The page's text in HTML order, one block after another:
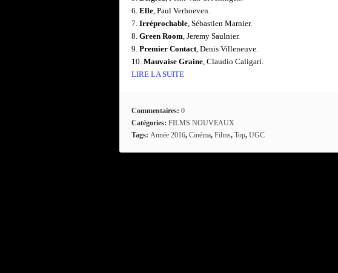
6. Elle, Paul Verhoeven.
7. Irréprochable, Sébastien Marnier.
8. Green Room, Jeremy Saulnier.
9. Premier Contact, Denis Villeneuve.
10. Mauvaise Graine, Claudio Caligari.
LIRE LA SUITE
Commentaires: 0
Catégories: FILMS NOUVEAUX
Tags: Année 2016, Cinéma, Films, Top, UGC